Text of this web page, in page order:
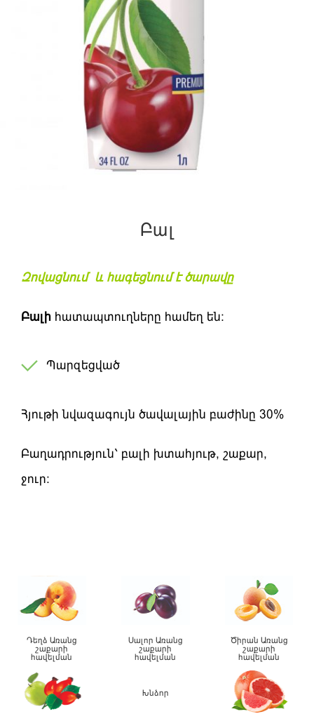
Բալ
Զովացնում և հագեցնում է ծարավը
Բալի հատապտուղները համեղ են:
Պարզեցված
Հյութի նվազագույն ծավալային բաժինը 30%
Բաղադրություն՝ բալի խտահյութ, շաքար,
ջուր:
Դեղձ Առանց
շաքարի
հավելման
Սալոր Առանց
շաքարի
հավելման
Ծիրան Առանց
շաքարի
հավելման
Խնձոր